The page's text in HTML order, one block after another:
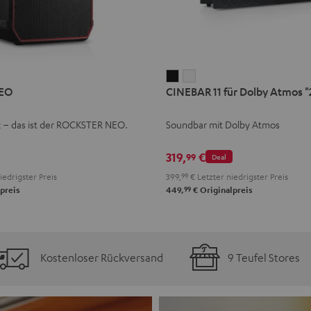
– das ist der ROCKSTER NEO.
Preis
11
Dolby
"2.1-
Set"
Schwarz
11
Dolby
"2.1-
Set"
Weiß
CINEBAR 11 für Dolby Atmos
Soundbar mit Dolby Atmos
Deal
319,99 €
399, 99 € Letzter niedrigster Preis
449,99 € Originalpreis
Kostenloser Rückversand 9 Teufel Stores